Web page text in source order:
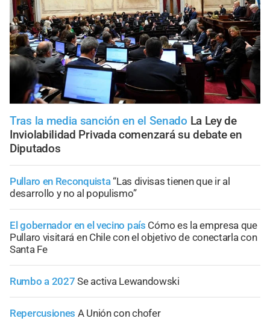
Tras la media sanción en el Senado La Ley de
Inviolabilidad Privada comenzará su debate en
Diputados
Pullaro en Reconquista“Las divisas tienen que ir al
desarrollo y no al populismo”
El gobernador en el vecino país Cómo es la empresa que
Pullaro visitará en Chile con el objetivo de conectarla con
Santa Fe
Rumbo a 2027 Se activa Lewandowski
Repercusiones A Unión con chofer